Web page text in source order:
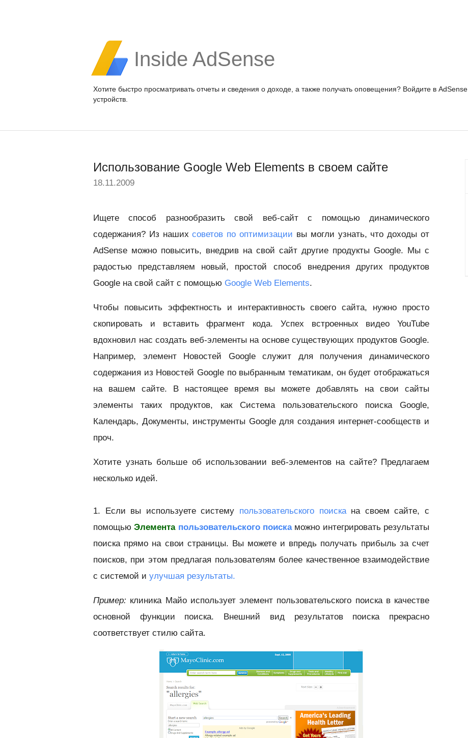
Inside AdSense
Хотите быстро просматривать отчеты и сведения о доходе, а также получать оповещения? Войдите в AdSense
устройств.
Использование Google Web Elements в своем сайте
18.11.2009
Ищете способ разнообразить свой веб-сайт с помощью динамического
содержания? Из нашихсоветов по оптимизации вы могли узнать, что доходы от
AdSense можно повысить, внедрив на свой сайт другие продукты Google. Мы с
радостью представляем новый, простой способ внедрения других продуктов
Google на свой сайт с помощью Google Web Elements.
Чтобы повысить эффектность и интерактивность своего сайта, нужно просто
скопировать и вставить фрагмент кода. Успех встроенных видео YouTube
вдохновил нас создать веб-элементы на основе существующих продуктов Google.
Например, элемент Новостей Google служит для получения динамического
содержания из Новостей Google по выбранным тематикам, он будет отображаться
на вашем сайте. В настоящее время вы можете добавлять на свои сайты
элементы таких продуктов, как Система пользовательского поиска Google,
Календарь, Документы, инструменты Google для создания интернет-сообществ и
проч.
Хотите узнать больше об использовании веб-элементов на сайте? Предлагаем
несколько идей.
1. Если вы используете систему пользовательского поискана своем сайте, с
помощьюЭлемента пользовательского поискаможно интегрировать результаты
поиска прямо на свои страницы. Вы можете и впредь получать прибыль за счет
поисков, при этом предлагая пользователям более качественное взаимодействие
с системой и улучшая результаты.
Пример: клиника Майо использует элемент пользовательского поиска в качестве
основной функции поиска. Внешний вид результатов поиска прекрасно
соответствует стилю сайта.